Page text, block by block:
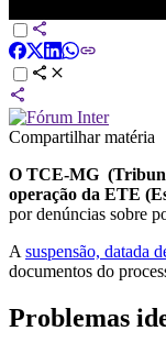
Compartilhar matéria
O TCE-MG
operação da ETE (
por denúncias sobre
A suspensão, datada
documentos do
Problemas